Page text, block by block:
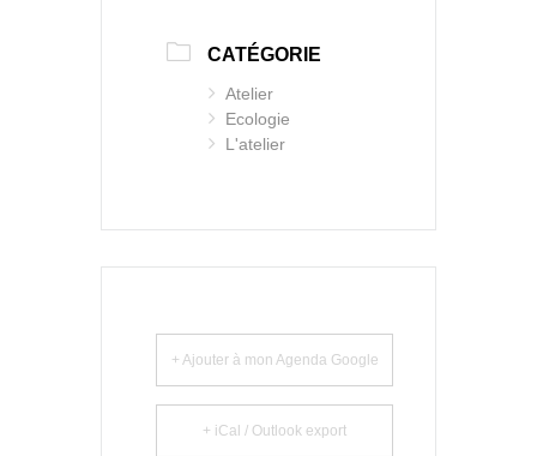
CATÉGORIE
Atelier
Ecologie
L'atelier
+ Ajouter à mon Agenda Google
+ iCal / Outlook export